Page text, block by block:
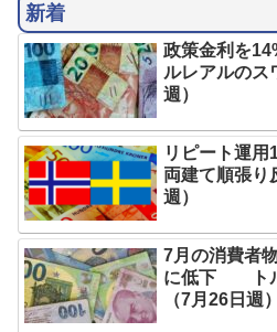
新着
政策金利を
ルレアルのス
週）
リピート運
両建て順張り
週）
7月の消費者
に低下 トル
（7月26日週）